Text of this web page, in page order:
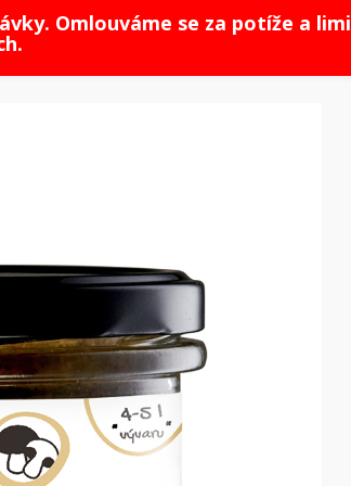
Omlouváme se za potíže a